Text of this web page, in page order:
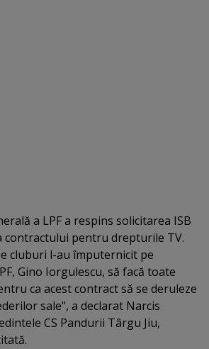
a LPF a respins solicitarea ISB
contractului pentru drepturile TV.
cluburi l-au împuternicit pe
Gino Iorgulescu, să facă toate
ca acest contract să se deruleze
sale", a declarat Narcis
CS Pandurii Târgu Jiu,